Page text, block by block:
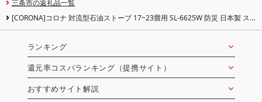
三条市の返礼品一覧
[CORONA]コロナ 対流型石油ストーブ 17~23畳用 SL-6625W 防災 日本製 ス
ランキング
還元率コスパランキング（提携サイト）
おすすめサイト解説